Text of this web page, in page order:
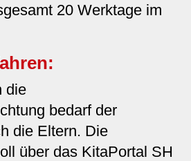
20 Werktage im
die
bedarf der
die Eltern. Die
über das KitaPortal SH